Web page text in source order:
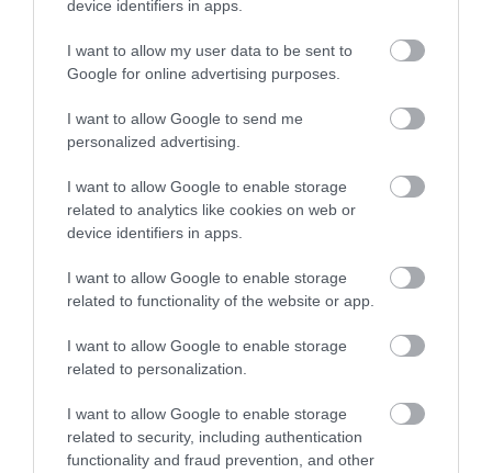
device identifiers in apps.
I want to allow my user data to be sent to
Google for online advertising purposes.
I want to allow Google to send me
personalized advertising.
I want to allow Google to enable storage
related to analytics like cookies on web or
device identifiers in apps.
I want to allow Google to enable storage
related to functionality of the website or app.
I want to allow Google to enable storage
related to personalization.
I want to allow Google to enable storage
related to security, including authentication
functionality and fraud prevention, and other
Sokakat már egy többórás repülőút is
képes megviselni, hiszen órákon át
Gyönyörű tájakon halad át a
világ leghosszabb, 102 órás…